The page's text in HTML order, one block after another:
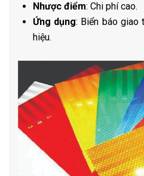
Nhược điểm: Chi phí cao.
Ứng dụng: Biển báo giao
hiệu.